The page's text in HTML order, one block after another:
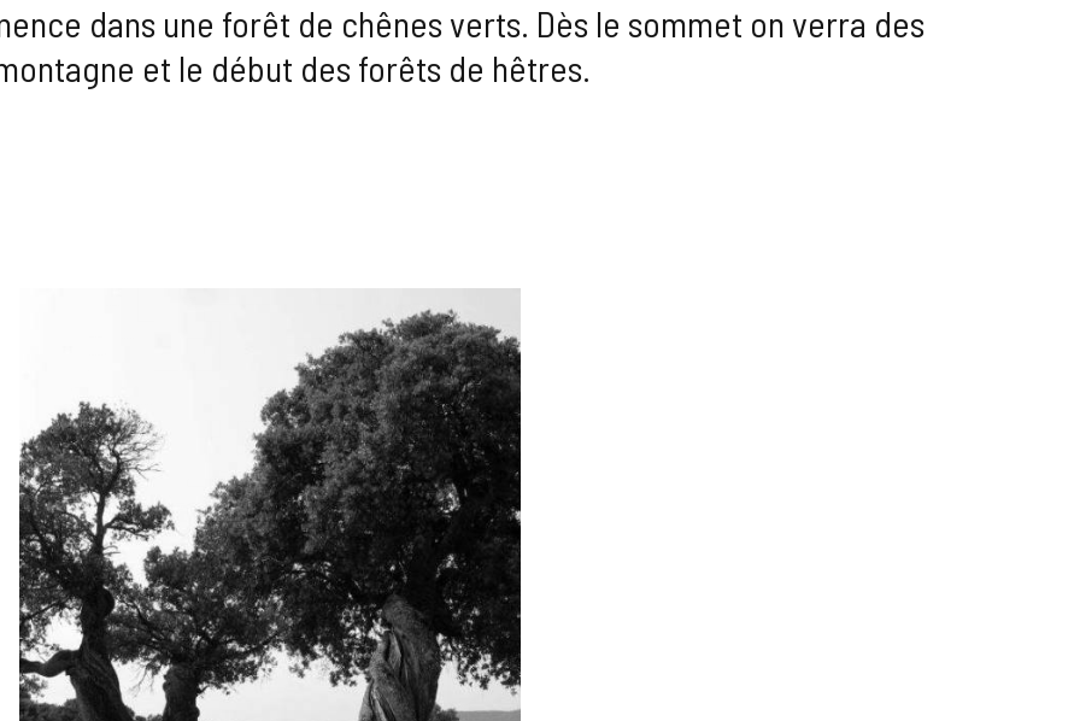
dans une forêt de chênes verts. Dès le sommet on verra des
et le début des forêts de hêtres.